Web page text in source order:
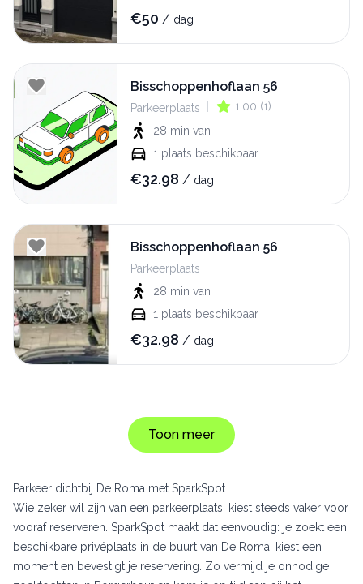
€50 / dag
Bisschoppenhoflaan 56
Parkeerplaats 1.00 (1)
28 min van
1 plaats beschikbaar
€32.98 / dag
Bisschoppenhoflaan 56
Parkeerplaats
28 min van
1 plaats beschikbaar
€32.98 / dag
Toon meer
Parkeer dichtbij De Roma met SparkSpot
Wie zeker wil zijn van een parkeerplaats, kiest steeds vaker voor
vooraf reserveren. SparkSpot maakt dat eenvoudig: je zoekt een
beschikbare privéplaats in de buurt van De Roma, kiest een
moment en bevestigt je reservering. Zo vermijd je onnodige